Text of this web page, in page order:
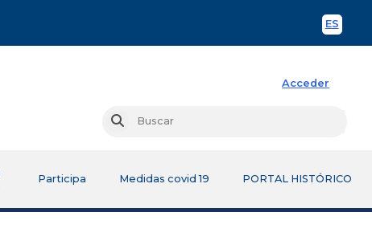
ES
Acceder
Buscar
Participa Medidas covid 19 PORTAL HISTÓRICO